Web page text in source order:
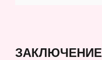
ЗАКЛЮЧЕНИЕ